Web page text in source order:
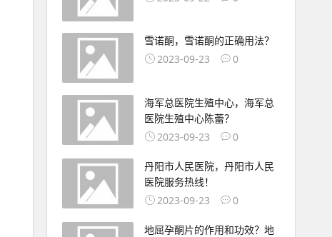
雪诺酮，雪诺酮的正确用法？
2023-09-23
0
海军总医院生殖中心，海军总
医院生殖中心陈蕾？
2023-09-23
0
丹阳市人民医院，丹阳市人民
医院服务热线！
2023-09-23
0
地屈孕酮片的作用和功效？地